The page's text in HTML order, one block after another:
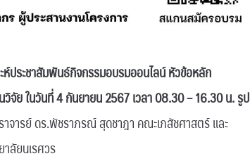
ห์ประชาสัมพันธ์กิจกรรมอบรมออนไลน์ หัวข้อหลัก
จัย ในวันที่ 4 กันยายน 2567 เวลา 08.30 – 16.30 น. รูป
จารย์ ดร.พัชราภรณ์ สุดชาฎา คณะเภสัชศาสตร์ และ
ลัยนเรศวร